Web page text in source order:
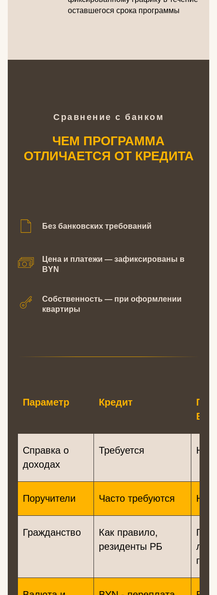
оставшегося срока программы
Сравнение с банком
ЧЕМ ПРОГРАММА
ОТЛИЧАЕТСЯ ОТ КРЕДИТА
Без банковских требований
Цена и платежи — зафиксированы в
BYN
Собственность — при оформлении
квартиры
Параметр Кредит
Справка о
доходах
Требуется Не
Поручители Часто требуются Не
Гражданство
Как правило,
резиденты РБ